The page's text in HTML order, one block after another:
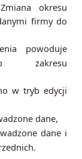
okresu
firmy do
powoduje
zakresu
w tryb edycji
dane,
dane i